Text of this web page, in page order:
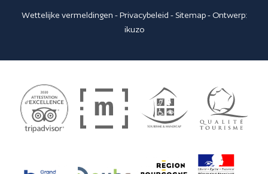
Wettelijke vermeldingen -Privacybeleid - Sitemap- Ontwerp:
ikuzo